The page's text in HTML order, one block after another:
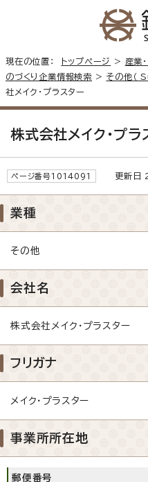
現在の位置： トップページ > 産業
のづくり企業情報検索 > その他（
社メイク・プラスター
株式会社メイク・プラ
ページ番号1014091 更新日
業種
その他
会社名
株式会社メイク・プラスター
フリガナ
メイク・プラスター
事業所所在地
郵便番号